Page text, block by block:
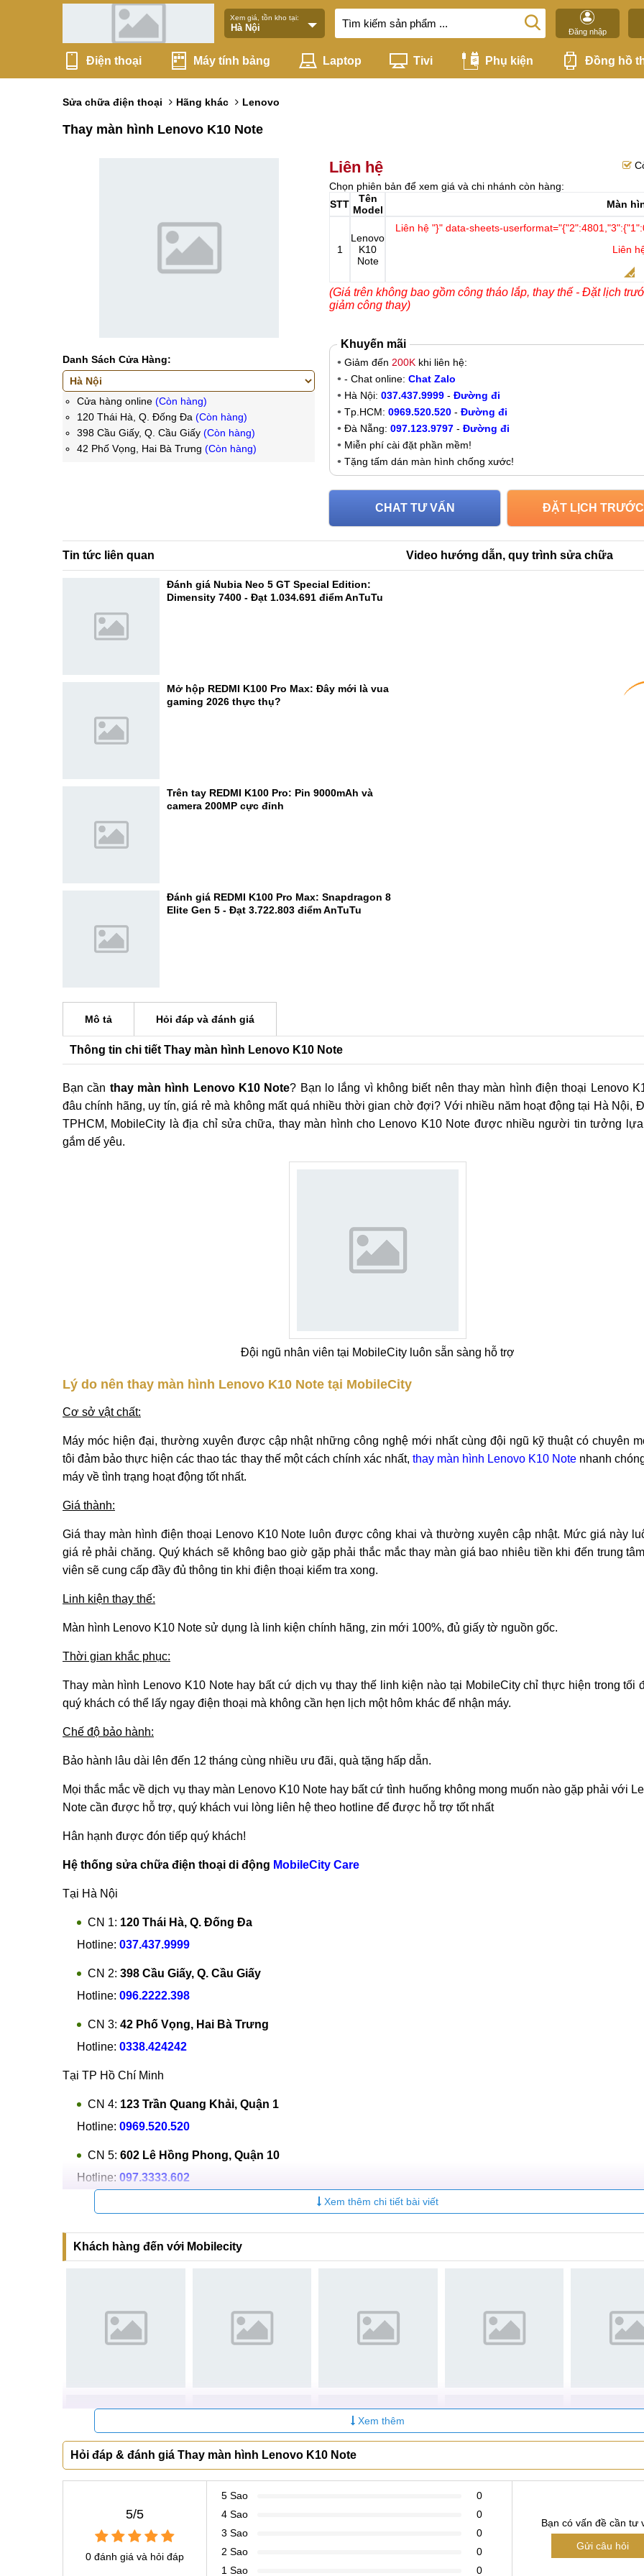
Xem giá, tồn kho tại:
Đăng nhập
Điện thoại Máy tính bảng Laptop Tivi Phụ kiện Đồng hồ
Sửa chữa điện thoại Hãng khác Lenovo
Thay màn hình Lenovo K10 Note
Danh Sách Cửa Hàng:
Cửa hàng online (Còn hàng)
120 Thái Hà, Q. Đống Đa (Còn hàng)
398 Cầu Giấy, Q. Cầu Giấy (Còn hàng)
42 Phố Vọng, Hai Bà Trưng (Còn hàng)
Liên hệ
Chọn phiên bản để xem giá và chi nhánh còn hàng:
STT
Tên
Model
Màn
1
Lenovo
K10
Note
Liên hệ "}" data-sheets-
Liên
(Giá trên không bao gồm công tháo lắp, thay thế - Đặt lịch
giảm công thay)
Khuyến mãi
Giảm đến 200K khi liên hệ:
- Chat online: Chat Zalo
Hà Nội: 037.437.9999 - Đường đi
Tp.HCM: 0969.520.520 - Đường đi
Đà Nẵng: 097.123.9797 - Đường đi
Miễn phí cài đặt phần mềm!
Tặng tấm dán màn hình chống xước!
CHAT TƯ VẤN ĐẶT LỊCH TRƯỚC
Tin tức liên quan
Đánh giá Nubia Neo 5 GT Special Edition:
Dimensity 7400 - Đạt 1.034.691 điểm AnTuTu
Mở hộp REDMI K100 Pro Max: Đây mới là vua
gaming 2026 thực thụ?
Trên tay REDMI K100 Pro: Pin 9000mAh và
camera 200MP cực đỉnh
Đánh giá REDMI K100 Pro Max: Snapdragon 8
Elite Gen 5 - Đạt 3.722.803 điểm AnTuTu
Video hướng dẫn, quy trình sửa chữa
Mô tả Hỏi đáp và đánh giá
Thông tin chi tiết Thay màn hình Lenovo K10 Note
Bạn cần thay màn hình Lenovo K10 Note? Bạn lo lắng vì không biết nên thay màn hình điện thoại Lenovo
đâu chính hãng, uy tín, giá rẻ mà không mất quá nhiều thời gian chờ đợi? Với nhiều năm hoạt động tại Hà Nội,
TPHCM, MobileCity là địa chỉ sửa chữa, thay màn hình cho Lenovo K10 Note được nhiều người tin tưởng
gắm dế yêu.
Đội ngũ nhân viên tại MobileCity luôn sẵn sàng hỗ trợ
Lý do nên thay màn hình Lenovo K10 Note tại MobileCity
Cơ sở vật chất:
Máy móc hiện đại, thường xuyên được cập nhật những công nghệ mới nhất cùng đội ngũ kỹ thuật có chuyên
tôi đảm bảo thực hiện các thao tác thay thế một cách chính xác nhất, thay màn hình Lenovo K10 Note nhanh
máy về tình trạng hoạt động tốt nhất.
Giá thành:
Giá thay màn hình điện thoại Lenovo K10 Note luôn được công khai và thường xuyên cập nhật. Mức giá này
giá rẻ phải chăng. Quý khách sẽ không bao giờ gặp phải thắc mắc thay màn giá bao nhiêu tiền khi đến trung
viên sẽ cung cấp đầy đủ thông tin khi điện thoại kiểm tra xong.
Linh kiện thay thế:
Màn hình Lenovo K10 Note sử dụng là linh kiện chính hãng, zin mới 100%, đủ giấy tờ nguồn gốc.
Thời gian khắc phục:
Thay màn hình Lenovo K10 Note hay bất cứ dịch vụ thay thế linh kiện nào tại MobileCity chỉ thực hiện trong tối
quý khách có thể lấy ngay điện thoại mà không cần hẹn lịch một hôm khác để nhận máy.
Chế độ bảo hành:
Bảo hành lâu dài lên đến 12 tháng cùng nhiều ưu đãi, quà tặng hấp dẫn.
Mọi thắc mắc về dịch vụ thay màn Lenovo K10 Note hay bất cứ tình huống không mong muốn nào gặp phải với
Note cần được hỗ trợ, quý khách vui lòng liên hệ theo hotline để được hỗ trợ tốt nhất
Hân hạnh được đón tiếp quý khách!
Hệ thống sửa chữa điện thoại di động MobileCity Care
Tại Hà Nội
CN 1: 120 Thái Hà, Q. Đống Đa
Hotline: 037.437.9999
CN 2: 398 Cầu Giấy, Q. Cầu Giấy
Hotline: 096.2222.398
CN 3: 42 Phố Vọng, Hai Bà Trưng
Hotline: 0338.424242
Tại TP Hồ Chí Minh
CN 4: 123 Trần Quang Khải, Quận 1
Hotline: 0969.520.520
CN 5: 602 Lê Hồng Phong, Quận 10
Hotline: 097.3333.602
CN 6:97 Hàm Nghi, Q.Thanh Khê
mua màn hình Lenovo K10 Note ở đâu
thay màn hình Lenovo K10 Note giá bao nhiêu
Xem thêm chi tiết bài viết
Khách hàng đến với Mobilecity
Xem thêm
Hỏi đáp & đánh giá Thay màn hình Lenovo K10 Note
5/5
0 đánh giá và hỏi đáp
5 Sao
0
4 Sao
0
3 Sao
0
2 Sao
0
1 Sao
0
Bạn có vấn đề cần tư
Gửi câu hỏi